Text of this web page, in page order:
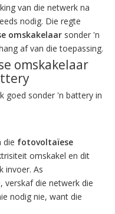
van die netwerk na
nodig. Die regte
omskakelaar sonder 'n
af van die toepassing.
omskakelaar
goed sonder 'n battery in
die fotovoltaïese
omskakel en dit
invoer. As
verskaf die netwerk die
nodig nie, want die